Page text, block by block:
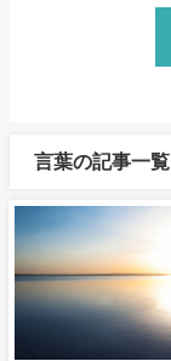
言葉の記事一覧